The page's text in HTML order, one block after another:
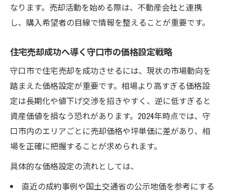
なります。売却活動を始める際は、不動産会社と連携
し、購入希望者の目線で情報を整えることが重要です。
住宅売却成功へ導く守口市の価格設定戦略
守口市で住宅売却を成功させるには、現状の市場動向を
踏まえた価格設定が重要です。相場より高すぎる価格設
定は長期化や値下げ交渉を招きやすく、逆に低すぎると
資産価値を損なう恐れがあります。2024年時点では、守
口市内のエリアごとに売却価格や坪単価に差があり、相
場を正確に把握することが求められます。
具体的な価格設定の流れとしては、
直近の成約事例や国土交通省の公示地価を参考にする